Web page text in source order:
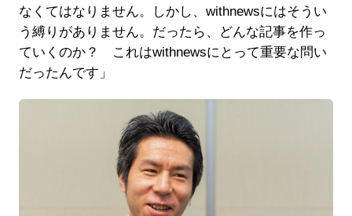
なくてはなりません。しかし、withnewsにはそうい
う縛りがありません。だったら、どんな記事を作っ
ていくのか？ これはwithnewsにとって重要な問い
だったんです」